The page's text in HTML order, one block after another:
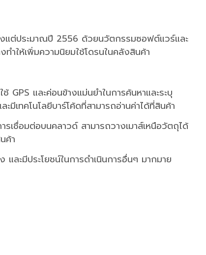
แต่ประมาณปี 2556 ด้วยนวัตกรรมซอฟต์แวร์และ
ำให้เพิ่มความนิยมใช้โดรนในคลังสินค้า
GPS และค่อนข้างแม่นยำในการค้นหาและระบุ
เทคโนโลยีบาร์โค้ดที่สามารถอ่านค่าได้ที่สินค้า
เชื่อมต่อบนคลาวด์ สามารถวางเมาส์เหนือวัตถุได้
ค้า
ละมีประโยชน์ในการดำเนินการอื่นๆ มากมาย